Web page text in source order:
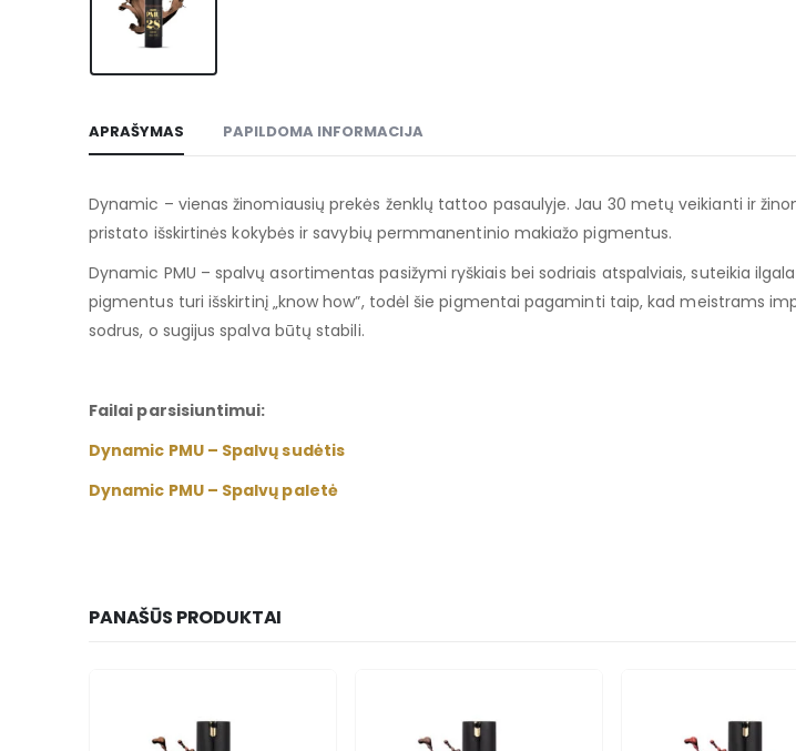
APRAŠYMAS PAPILDOMA INFORMACIJA
Dynamic – vienas žinomiausių prekės ženklų tattoo pasaulyje. Jau 30 metų veikianti ir
pristato išskirtinės kokybės ir savybių permmanentinio makiažo pigmentus.
Dynamic PMU – spalvų asortimentas pasižymi ryškiais bei sodriais atspalviais, suteikia
pigmentus turi išskirtinį „know how”, todėl šie pigmentai pagaminti taip, kad meistrams
sodrus, o sugijus spalva būtų stabili.
Failai parsisiuntimui:
Dynamic PMU – Spalvų sudėtis
Dynamic PMU – Spalvų paletė
PANAŠŪS PRODUKTAI